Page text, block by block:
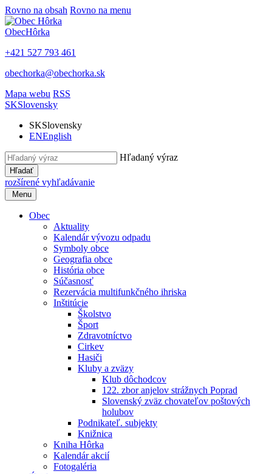
Rovno na obsah Rovno na menu
ObecHôrka
+421 527 793 461
obechorka@obechorka.sk
Mapa webu RSS
SKSlovensky
SKSlovensky
ENEnglish
Hľadaný výraz
Hľadať
rozšírené vyhľadávanie
Menu
Obec
Aktuality
Kalendár vývozu odpadu
Symboly obce
Geografia obce
História obce
Súčasnosť
Rezervácia multifunkčného ihriska
Inštitúcie
Školstvo
Šport
Zdravotníctvo
Cirkev
Hasiči
Kluby a zväzy
Klub dôchodcov
122. zbor anjelov strážnych Poprad
Slovenský zväz chovateľov poštových
holubov
Podnikateľ. subjekty
Knižnica
Kniha Hôrka
Kalendár akcií
Fotogaléria